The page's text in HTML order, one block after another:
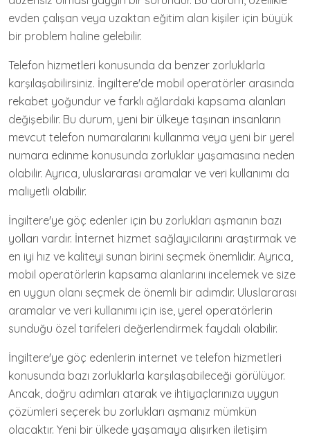
evden çalışan veya uzaktan eğitim alan kişiler için büyük
bir problem haline gelebilir.
Telefon hizmetleri konusunda da benzer zorluklarla
karşılaşabilirsiniz. İngiltere'de mobil operatörler arasında
rekabet yoğundur ve farklı ağlardaki kapsama alanları
değişebilir. Bu durum, yeni bir ülkeye taşınan insanların
mevcut telefon numaralarını kullanma veya yeni bir yerel
numara edinme konusunda zorluklar yaşamasına neden
olabilir. Ayrıca, uluslararası aramalar ve veri kullanımı da
maliyetli olabilir.
İngiltere'ye göç edenler için bu zorlukları aşmanın bazı
yolları vardır. İnternet hizmet sağlayıcılarını araştırmak ve
en iyi hız ve kaliteyi sunan birini seçmek önemlidir. Ayrıca,
mobil operatörlerin kapsama alanlarını incelemek ve size
en uygun olanı seçmek de önemli bir adımdır. Uluslararası
aramalar ve veri kullanımı için ise, yerel operatörlerin
sunduğu özel tarifeleri değerlendirmek faydalı olabilir.
İngiltere'ye göç edenlerin internet ve telefon hizmetleri
konusunda bazı zorluklarla karşılaşabileceği görülüyor.
Ancak, doğru adımları atarak ve ihtiyaçlarınıza uygun
çözümleri seçerek bu zorlukları aşmanız mümkün
olacaktır. Yeni bir ülkede yaşamaya alışırken iletişim